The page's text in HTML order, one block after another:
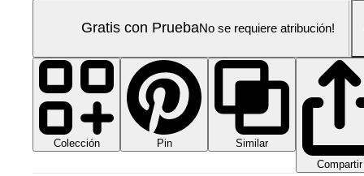
Gratis con PruebaNo se requiere atribución!
Colección Pin
Similar
Compartir